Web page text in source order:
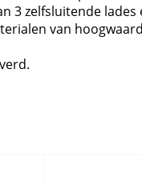
3 zelfsluitende
van